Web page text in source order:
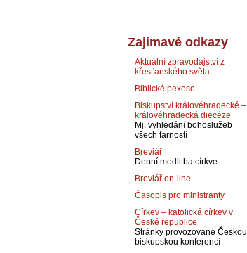
Zajímavé odkazy
Aktuální zpravodajství z
křesťanského světa
Biblické pexeso
Biskupství královéhradecké –
královéhradecká diecéze
Mj. vyhledání bohoslužeb
všech farností
Breviář
Denní modlitba církve
Breviář on-line
Časopis pro ministranty
Církev – katolická církev v
České republice
Stránky provozované Českou
biskupskou konferencí